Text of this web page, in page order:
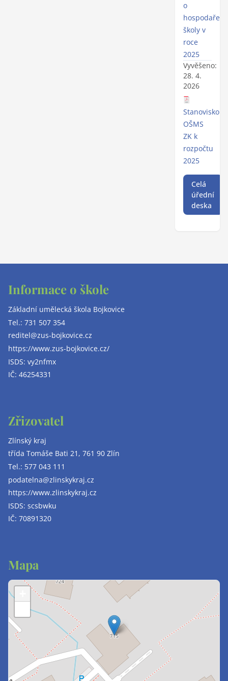
o
hospodaření
školy v
roce
2025
Vyvěšeno:
28. 4.
2026
Stanovisko
OŠMS
ZK k
rozpočtu
2025
Celá
úřední
deska
Informace o škole
Základní umělecká škola Bojkovice
Tel.: 731 507 354
reditel@zus-bojkovice.cz
https://www.zus-bojkovice.cz/
ISDS: vy2nfmx
IČ: 46254331
Zřizovatel
Zlínský kraj
třída Tomáše Bati 21, 761 90 Zlín
Tel.: 577 043 111
podatelna@zlinskykraj.cz
https://www.zlinskykraj.cz
ISDS: scsbwku
IČ: 70891320
Mapa